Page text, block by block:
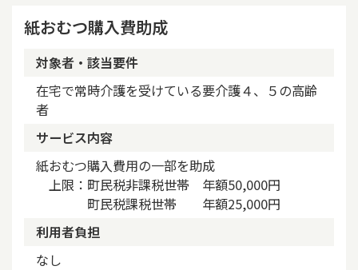
紙おむつ購入費助成
対象者・該当要件
在宅で常時介護を受けている要介護４、５の高齢
者
サービス内容
紙おむつ購入費用の一部を助成
上限：町民税非課税世帯 年額50,000円
町民税課税世帯 年額25,000円
利用者負担
なし